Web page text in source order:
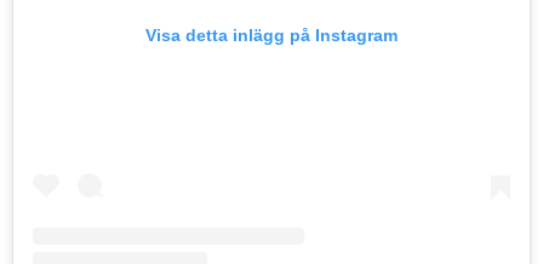
Visa detta inlägg på Instagram